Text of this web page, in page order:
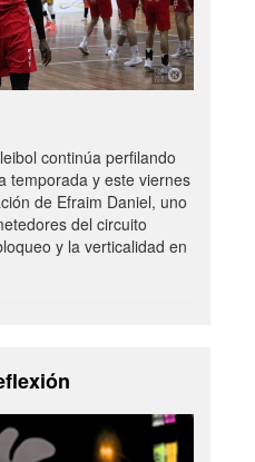
continúa perfilando
temporada y este viernes
de Efraim Daniel, uno
del circuito
y la verticalidad en